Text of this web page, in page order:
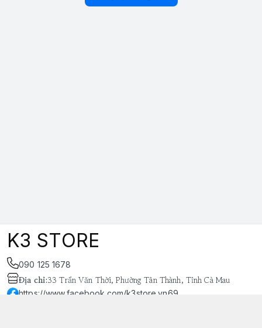
K3 STORE
090 125 1678
Địa chỉ:33 Trần Văn Thời, Phường Tân Thành, Tỉnh Cà Mau
https://www.facebook.com/k3store.vn69